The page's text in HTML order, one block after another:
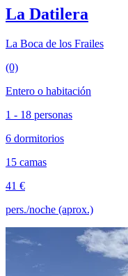
La Datilera
La Boca de los Frailes
(0)
Entero o habitación
1 - 18 personas
6 dormitorios
15 camas
41 €
pers./noche (aprox.)